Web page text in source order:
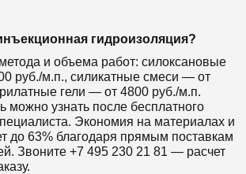
гидроизоляция?
и объема работ: силоксановые
руб./м.п., силикатные смеси — от
гели — от 4800 руб./м.п.
можно узнать после бесплатного
Экономия на материалах и
до 63% благодаря прямым поставкам
Звоните +7 495 230 21 81 — расчет